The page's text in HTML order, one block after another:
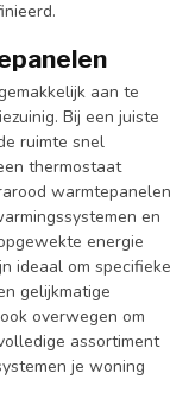
aan te
Bij een juiste
ruimte snel
thermostaat
warmtepanelen
en
energie
ideaal om specifieke
gelijkmatige
overwegen om
assortiment
je woning